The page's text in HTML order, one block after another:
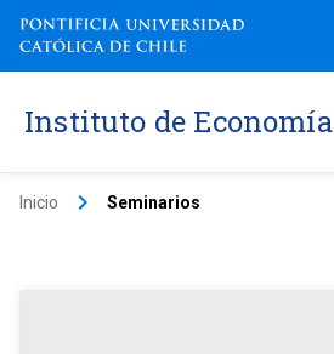
Instituto de Economía
Inicio keyboard_arrow_right Seminarios